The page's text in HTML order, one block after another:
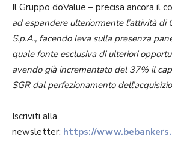
Il Gruppo doValue – precisa ancora il
ad espandere ulteriormente l’attività di
S.p.A., facendo leva sulla presenza
quale fonte esclusiva di ulteriori
avendo già incrementato del 37% il
SGR dal perfezionamento
Iscriviti alla
newsletter: https://